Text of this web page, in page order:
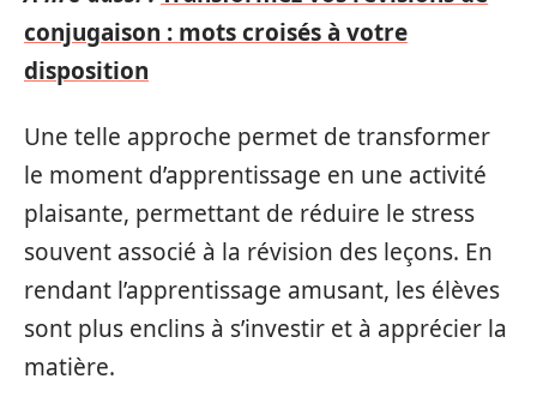
conjugaison : mots croisés à votre
disposition
Une telle approche permet de transformer
le moment d’apprentissage en une activité
plaisante, permettant de réduire le stress
souvent associé à la révision des leçons. En
rendant l’apprentissage amusant, les élèves
sont plus enclins à s’investir et à apprécier la
matière.